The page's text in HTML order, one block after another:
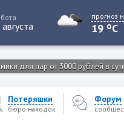
прогноз
19 oC
для пар от 3000 рублей в
Потеряшки
бюро находок
Форум